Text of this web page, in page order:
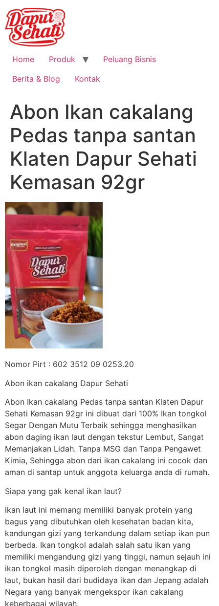
Home Produk
Peluang Bisnis
Berita & Blog
Kontak
Abon Ikan cakalang
Pedas tanpa santan
Klaten Dapur Sehati
Kemasan 92gr
Nomor Pirt : 602 3512 09 0253.20
Abon ikan cakalang Dapur Sehati
Abon Ikan cakalang Pedas tanpa santan Klaten Dapur
Sehati Kemasan 92gr ini dibuat dari 100% Ikan tongkol
Segar Dengan Mutu Terbaik sehingga menghasilkan
abon daging ikan laut dengan tekstur Lembut, Sangat
Memanjakan Lidah. Tanpa MSG dan Tanpa Pengawet
Kimia, Sehingga abon dari ikan cakalang ini cocok dan
aman di santap untuk anggota keluarga anda di rumah.
Siapa yang gak kenal ikan laut?
ikan laut ini memang memiliki banyak protein yang
bagus yang dibutuhkan oleh kesehatan badan kita,
kandungan gizi yang terkandung dalam setiap ikan pun
berbeda. Ikan tongkol adalah salah satu ikan yang
memiliki mengandung gizi yang tinggi, namun sejauh ini
ikan tongkol masih diperoleh dengan menangkap di
laut, bukan hasil dari budidaya ikan dan Jepang adalah
Negara yang banyak mengekspor ikan cakalang
keberbagai wilayah.